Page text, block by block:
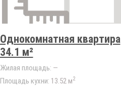
Однокомнатная квартира
34.1 м²
Жилая площадь: —
Площадь кухни: 13.52 м2